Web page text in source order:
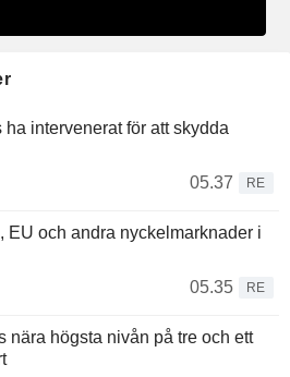
ha intervenerat för att skydda
05.37
RE
EU och andra nyckelmarknader i
05.35
RE
nära högsta nivån på tre och ett